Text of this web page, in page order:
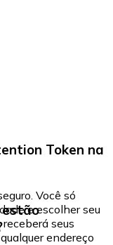
Token na
Você só
e escolher seu
seus
endereço
estão